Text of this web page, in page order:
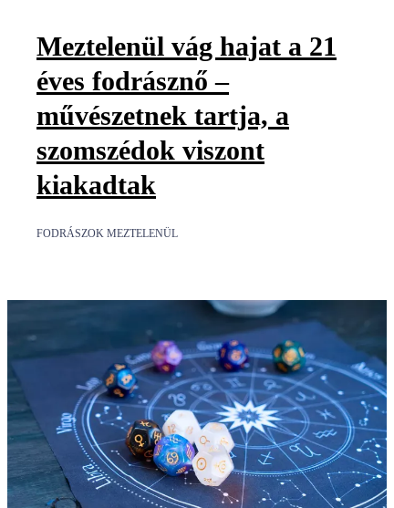
Meztelenül vág hajat a 21
éves fodrásznő –
művészetnek tartja, a
szomszédok viszont
kiakadtak
FODRÁSZOK MEZTELENÜL